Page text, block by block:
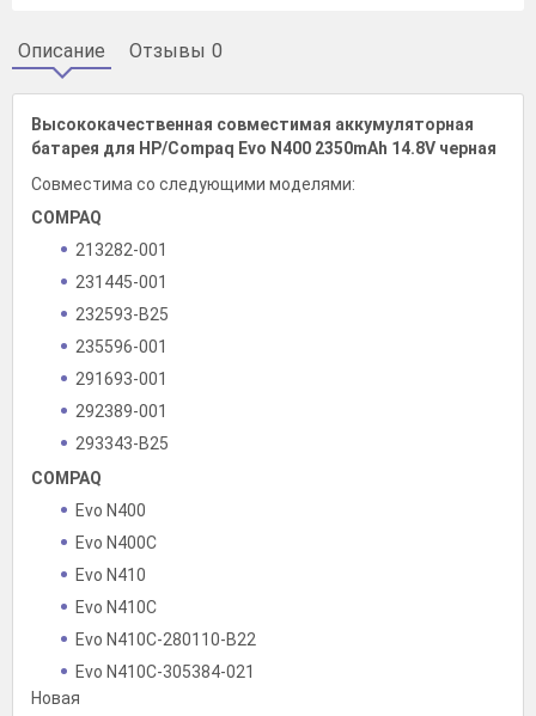
Описание Отзывы 0
Высококачественная совместимая аккумуляторная
батарея для HP/Compaq Evo N400 2350mAh 14.8V черная
Совместима со следующими моделями:
COMPAQ
213282-001
231445-001
232593-B25
235596-001
291693-001
292389-001
293343-B25
COMPAQ
Evo N400
Evo N400C
Evo N410
Evo N410C
Evo N410C-280110-B22
Evo N410C-305384-021
Evo N410C-305385-021
Новая